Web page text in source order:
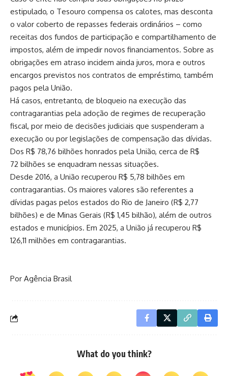
estipulado, o Tesouro compensa os calotes, mas desconta
o valor coberto de repasses federais ordinários – como
receitas dos fundos de participação e compartilhamento de
impostos, além de impedir novos financiamentos. Sobre as
obrigações em atraso incidem ainda juros, mora e outros
encargos previstos nos contratos de empréstimo, também
pagos pela União.
Há casos, entretanto, de bloqueio na execução das
contragarantias pela adoção de regimes de recuperação
fiscal, por meio de decisões judiciais que suspenderam a
execução ou por legislações de compensação das dívidas.
Dos R$ 78,76 bilhões honrados pela União, cerca de R$
72 bilhões se enquadram nessas situações.
Desde 2016, a União recuperou R$ 5,78 bilhões em
contragarantias. Os maiores valores são referentes a
dívidas pagas pelos estados do Rio de Janeiro (R$ 2,77
bilhões) e de Minas Gerais (R$ 1,45 bilhão), além de outros
estados e municípios. Em 2025, a União já recuperou R$
126,11 milhões em contragarantias.
Por Agência Brasil
What do you think?